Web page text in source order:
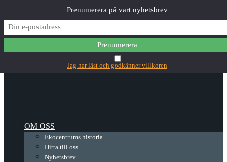
✕Main Menu
OM OSS
Ekocentrums historia
Hitta till oss
Nyhetsbrev
Prenumerera på vårt nyhetsbrev
Jag har läst och godkänner villkoren